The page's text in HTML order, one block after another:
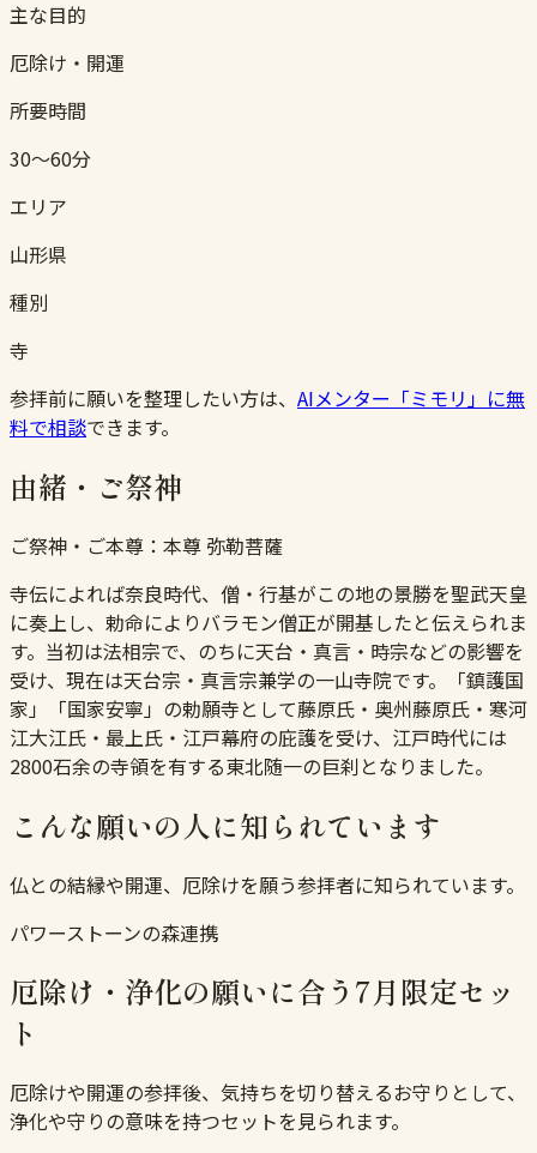
主な目的
厄除け・開運
所要時間
30〜60分
エリア
山形県
種別
寺
参拝前に願いを整理したい方は、 AIメンター「ミモリ」に無
料で相談できます。
由緒・ご祭神
ご祭神・ご本尊： 本尊 弥勒菩薩
寺伝によれば奈良時代、僧・行基がこの地の景勝を聖武天皇
に奏上し、勅命によりバラモン僧正が開基したと伝えられま
す。当初は法相宗で、のちに天台・真言・時宗などの影響を
受け、現在は天台宗・真言宗兼学の一山寺院です。「鎮護国
家」「国家安寧」の勅願寺として藤原氏・奥州藤原氏・寒河
江大江氏・最上氏・江戸幕府の庇護を受け、江戸時代には
2800石余の寺領を有する東北随一の巨刹となりました。
こんな願いの人に知られています
仏との結縁や開運、厄除けを願う参拝者に知られています。
パワーストーンの森連携
厄除け・浄化の願いに合う7月限定セッ
ト
厄除けや開運の参拝後、気持ちを切り替えるお守りとして、
浄化や守りの意味を持つセットを見られます。